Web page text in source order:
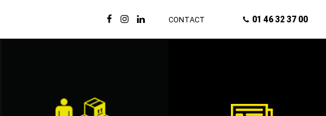
CONTACT 01 46 32 37 00